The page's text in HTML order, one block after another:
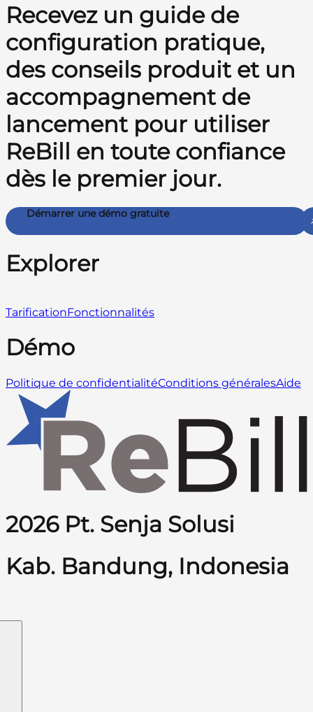
Recevez un guide de
configuration pratique,
des conseils produit et un
accompagnement de
lancement pour utiliser
ReBill en toute confiance
dès le premier jour.
Démarrer une démo gratuite
Explorer
TarificationFonctionnalités
Démo
Politique de confidentialitéConditions généralesAide
2026 Pt. Senja Solusi
Kab. Bandung, Indonesia